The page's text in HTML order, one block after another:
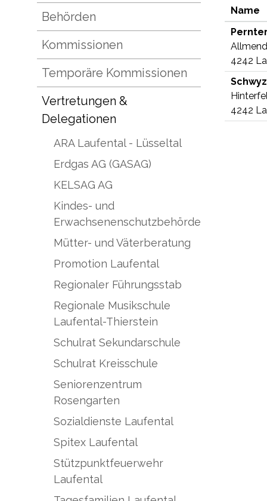
Behörden
Kommissionen
Temporäre Kommissionen
Vertretungen &
Delegationen
ARA Laufental - Lüsseltal
Erdgas AG (GASAG)
KELSAG AG
Kindes- und
Erwachsenenschutzbehörde
Mütter- und Väterberatung
Promotion Laufental
Regionaler Führungsstab
Regionale Musikschule
Laufental-Thierstein
Schulrat Sekundarschule
Schulrat Kreisschule
Seniorenzentrum
Rosengarten
Sozialdienste Laufental
Spitex Laufental
Stützpunktfeuerwehr
Laufental
Name
Pernter
4242
4242